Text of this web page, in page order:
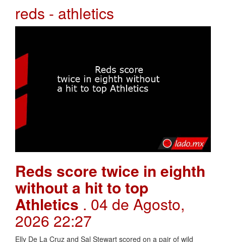
reds - athletics
Reds score twice in eighth
without a hit to top
Athletics . 04 de Agosto,
2026 22:27
Elly De La Cruz and Sal Stewart scored on a pair of wild